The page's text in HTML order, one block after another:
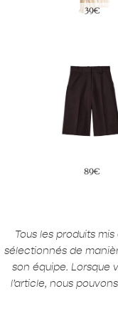
39€
89€
Tous les produits
sélectionnés de
son équipe. Lorsque
l’article, nous